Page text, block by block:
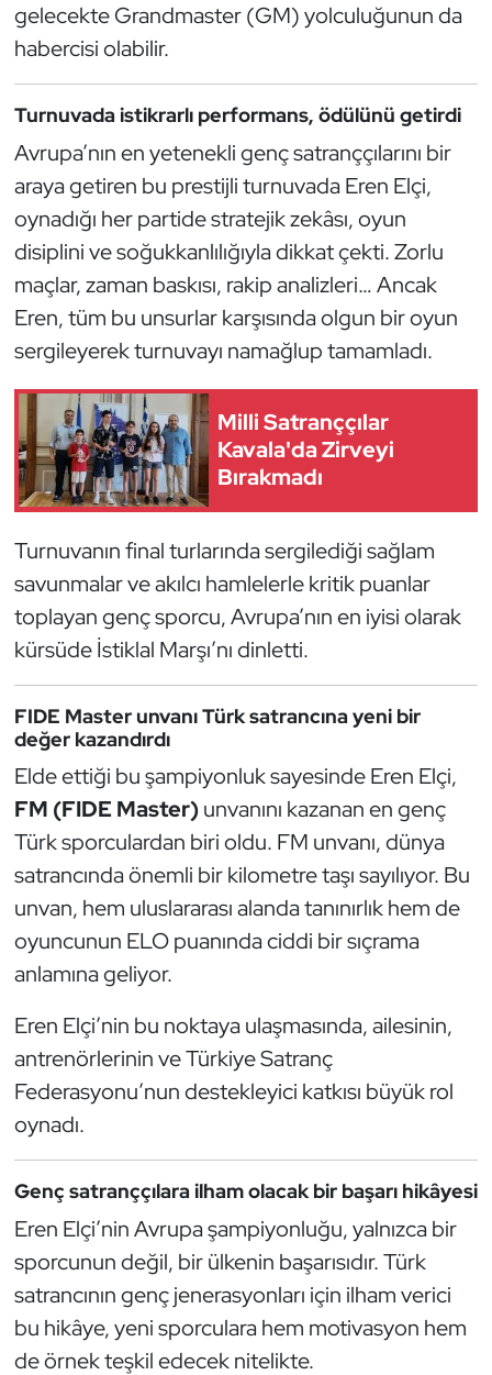
gelecekte Grandmaster (GM) yolculuğunun da
habercisi olabilir.
Turnuvada istikrarlı performans, ödülünü getirdi
Avrupa’nın en yetenekli genç satranççılarını bir
araya getiren bu prestijli turnuvada Eren Elçi,
oynadığı her partide stratejik zekâsı, oyun
disiplini ve soğukkanlılığıyla dikkat çekti. Zorlu
maçlar, zaman baskısı, rakip analizleri… Ancak
Eren, tüm bu unsurlar karşısında olgun bir oyun
sergileyerek turnuvayı namağlup tamamladı.
Milli Satranççılar
Kavala'da Zirveyi
Bırakmadı
Turnuvanın final turlarında sergilediği sağlam
savunmalar ve akılcı hamlelerle kritik puanlar
toplayan genç sporcu, Avrupa’nın en iyisi olarak
kürsüde İstiklal Marşı’nı dinletti.
FIDE Master unvanı Türk satrancına yeni bir
değer kazandırdı
Elde ettiği bu şampiyonluk sayesinde Eren Elçi,
FM (FIDE Master)unvanını kazanan en genç
Türk sporculardan biri oldu. FM unvanı, dünya
satrancında önemli bir kilometre taşı sayılıyor. Bu
unvan, hem uluslararası alanda tanınırlık hem de
oyuncunun ELO puanında ciddi bir sıçrama
anlamına geliyor.
Eren Elçi’nin bu noktaya ulaşmasında, ailesinin,
antrenörlerinin ve Türkiye Satranç
Federasyonu’nun destekleyici katkısı büyük rol
oynadı.
Genç satranççılara ilham olacak bir başarı hikâyesi
Eren Elçi’nin Avrupa şampiyonluğu, yalnızca bir
sporcunun değil, bir ülkenin başarısıdır. Türk
satrancının genç jenerasyonları için ilham verici
bu hikâye, yeni sporculara hem motivasyon hem
de örnek teşkil edecek nitelikte.
Hava Sporları
İşitme Engelli Sporcular
Judo ve Kuraş
Kano ve Rafting
Karate
Kayak
Kempo
Kick Boks
Masa Tenisi
Modern Pentatlon
Motor Sporları
Muay Thai
Okçuluk
Optimist
Oryantiring
Özel Sporcular
Paralimpik
Ragbi
Satranç
Su Topu
Sualtı Sporları
Tekvando
Tenis